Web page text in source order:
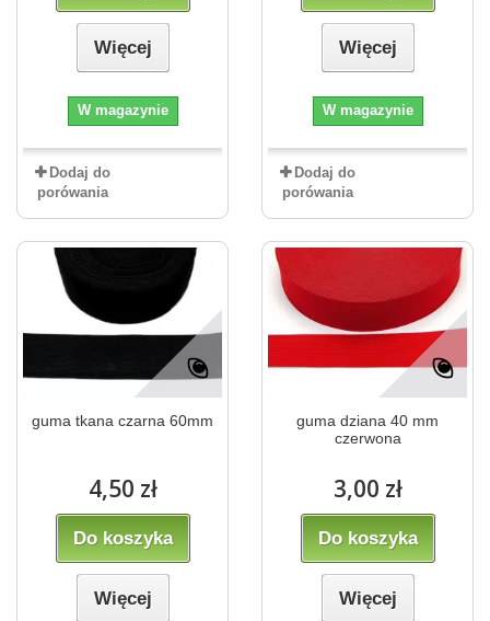
Więcej
W magazynie
Dodaj do
porówania
Więcej
W magazynie
Dodaj do
porówania
guma tkana czarna 60mm
4,50 zł
Do koszyka
Więcej
guma dziana 40 mm
czerwona
3,00 zł
Do koszyka
Więcej